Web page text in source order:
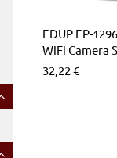
EDUP EP-
WiFi Camera
32,22 €